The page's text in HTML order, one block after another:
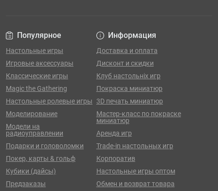
Популярное
Настольные игры
Игровые аксессуары
Классические игры
Magic the Gathering
Настольные ролевые игры
Моделирование
Модели на
радиоуправлении
Подарки и головоломки
Покер, карты & гольф
Кубики (дайсы)
Предзаказы
Информация
Доставка и оплата
Дисконт и скидки
Клуб настольніх игр
Покраска миниатюр
3D печать миниатюр
Мастер-класс по покраске
миниатюр
Аренда игр
Trade-in настольных игр
Корпоратив
Настольные игры оптом
Обмен и возврат товара